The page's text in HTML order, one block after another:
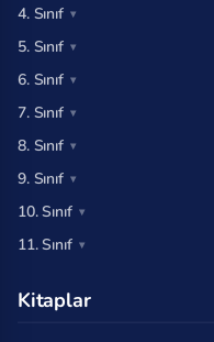
4. Sınıf
5. Sınıf
6. Sınıf
7. Sınıf
8. Sınıf
9. Sınıf
10. Sınıf
11. Sınıf
Kitaplar